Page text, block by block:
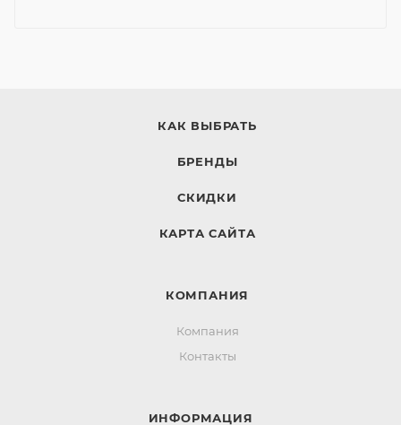
КАК ВЫБРАТЬ
БРЕНДЫ
СКИДКИ
КАРТА САЙТА
КОМПАНИЯ
Компания
Контакты
ИНФОРМАЦИЯ